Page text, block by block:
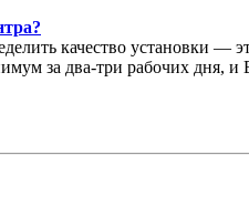
качество установки —
за два-три рабочих дня, и